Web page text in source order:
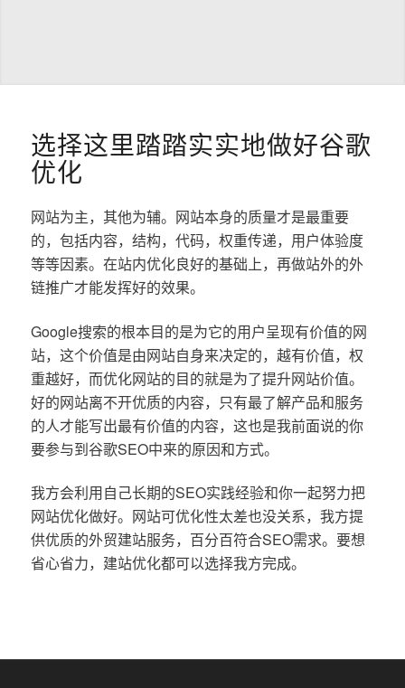
选择这里踏踏实实地做好谷歌
优化
网站为主，其他为辅。网站本身的质量才是最重要
的，包括内容，结构，代码，权重传递，用户体验度
等等因素。在站内优化良好的基础上，再做站外的外
链推广才能发挥好的效果。
Google搜索的根本目的是为它的用户呈现有价值的网
站，这个价值是由网站自身来决定的，越有价值，权
重越好，而优化网站的目的就是为了提升网站价值。
好的网站离不开优质的内容，只有最了解产品和服务
的人才能写出最有价值的内容，这也是我前面说的你
要参与到谷歌SEO中来的原因和方式。
我方会利用自己长期的SEO实践经验和你一起努力把
网站优化做好。网站可优化性太差也没关系，我方提
供优质的外贸建站服务，百分百符合SEO需求。要想
省心省力，建站优化都可以选择我方完成。